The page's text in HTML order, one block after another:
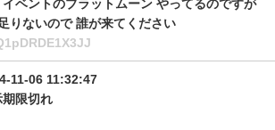
イベントのブラットムーン やってるのですが
りないので 誰が来てください
11-06 11:32:47
期限切れ